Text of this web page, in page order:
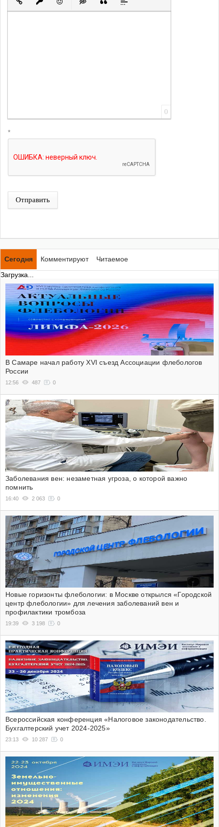
Вставить ссылку
Вставить защищенную ссылку
Вставить смайлик
Вставка скрытого текста
Вставка цитаты
Вставка спойлера
0
*
Отправить
Сегодня Комментируют
Читаемое
Загрузка...
В Самаре начал работу XVI съезд Ассоциации флебологов
России
12:56 487 0
Заболевания вен: незаметная угроза, о которой важно
помнить
16:40 2 063 0
Новые горизонты флебологии: в Москве открылся «Городской
центр флебологии» для лечения заболеваний вен и
профилактики тромбоза
19:39 3 198 0
Всероссийская конференция «Налоговое законодательство.
Бухгалтерский учет 2024-2025»
23:13 10 287 0